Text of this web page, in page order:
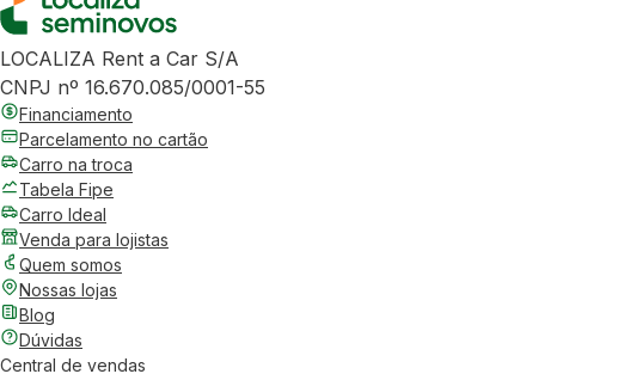
LOCALIZA Rent a Car S/A
CNPJ nº 16.670.085/0001-55
Financiamento
Parcelamento no cartão
Carro na troca
Tabela Fipe
Carro Ideal
Venda para lojistas
Quem somos
Nossas lojas
Blog
Dúvidas
Central de vendas